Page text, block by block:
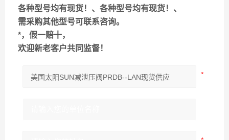
各种型号均有现货！、各种型号均有现货！、
需采购其他型号可联系咨询。
*，假一赔十，
欢迎新老客户共同监督！